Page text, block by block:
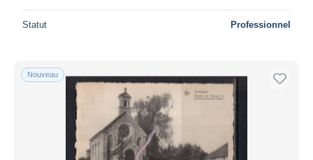
Statut Professionnel
Nouveau